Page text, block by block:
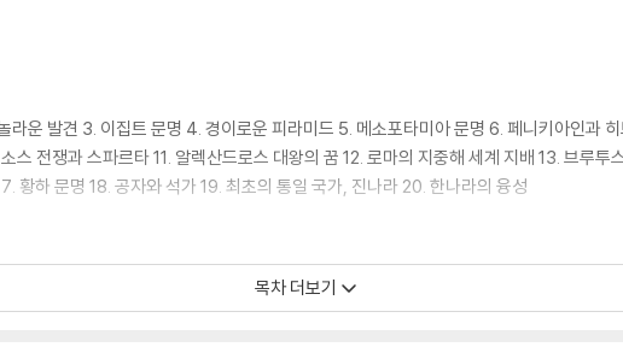
라운 발견 3. 이집트 문명 4. 경이로운 피라미드 5. 메소포타미아 문명 6. 페니키아인과
스 전쟁과 스파르타 11. 알렉산드로스 대왕의 꿈 12. 로마의 지중해 세계 지배 13. 브루투
황하 문명 18. 공자와 석가 19. 최초의 통일 국가, 진나라 20. 한나라의 융성
목차 더보기